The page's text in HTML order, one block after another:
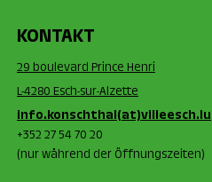
KONTAKT
29 boulevard Prince Henri
L-4280 Esch-sur-Alzette
info.konschthal(at)villeesch.lu
+352 27 54 70 20
(nur während der Öffnungszeiten)